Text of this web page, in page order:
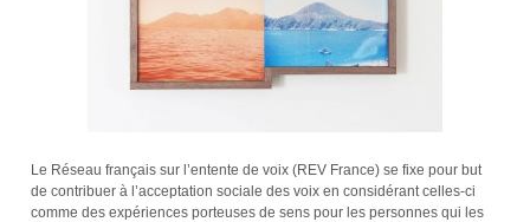
Le Réseau français sur l’entente de voix (REV France) se fixe pour but
de contribuer à l’acceptation sociale des voix en considérant celles-ci
comme des expériences porteuses de sens pour les personnes qui les